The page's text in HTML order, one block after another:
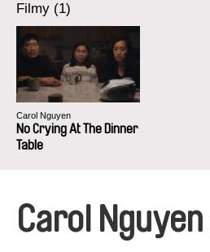
Filmy (1)
Carol Nguyen
No Crying At The Dinner
Table
Carol Nguyen